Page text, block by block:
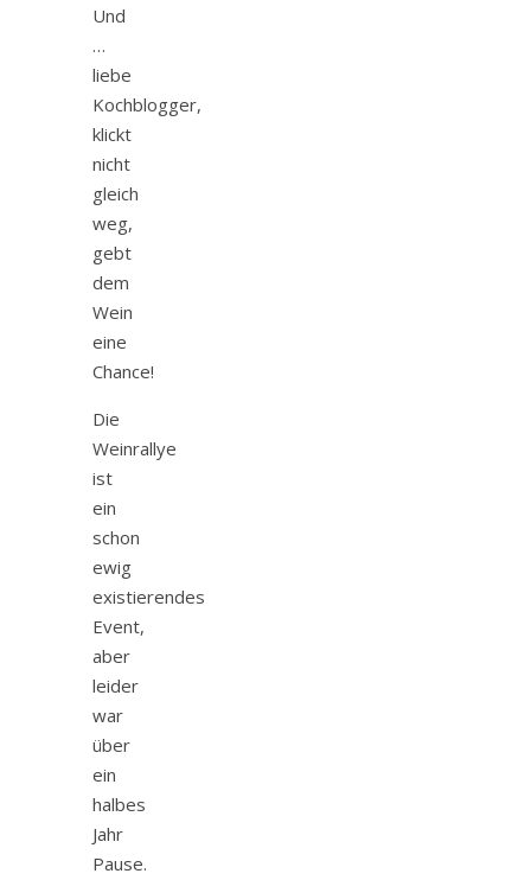
Und
…
liebe
Kochblogger,
klickt
nicht
gleich
weg,
gebt
dem
Wein
eine
Chance!
Die
Weinrallye
ist
ein
schon
ewig
existierendes
Event,
aber
leider
war
über
ein
halbes
Jahr
Pause.